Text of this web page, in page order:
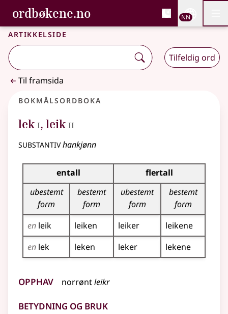
Gå til hovudinnhald
Tilgjenge
ordbøkene.no, Bokmålsordboka og
Bokmålsordboka og Nynorskordboka
NN
Artikkelside
Tilfeldig ord
Til framsida
Bokmålsordboka
lek 1
I, leik 2
II
substantivhankjønn
Bøyingstabell for dette substantivet
entall
flertall
ubestemt
form
bestemt
form
ubestemt
form
bestemt
form
en leik leiken leiker
leikene
en lek leken leker lekene
Opphav norrøntleikr
Betydning og bruk